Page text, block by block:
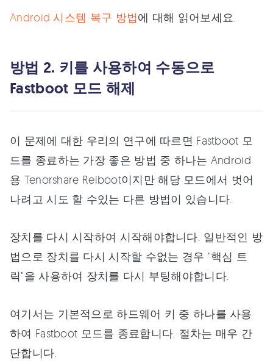
Android 시스템 복구 방법에 대해 읽어보세요.
방법 2. 키를 사용하여 수동으로
Fastboot 모드 해제
이 문제에 대한 우리의 연구에 따르면 Fastboot 모
드를 종료하는 가장 좋은 방법 중 하나는 Android
용 Tenorshare Reiboot이지만 해당 모드에서 벗어
나려고 시도 할 수있는 다른 방법이 있습니다.
장치를 다시 시작하여 시작해야합니다. 일반적인 방
법으로 장치를 다시 시작할 수없는 경우 "핵심 트
릭"을 사용하여 장치를 다시 부팅해야합니다.
여기서는 기본적으로 하드웨어 키 중 하나를 사용
하여 Fastboot 모드를 종료합니다. 절차는 매우 간
단합니다.